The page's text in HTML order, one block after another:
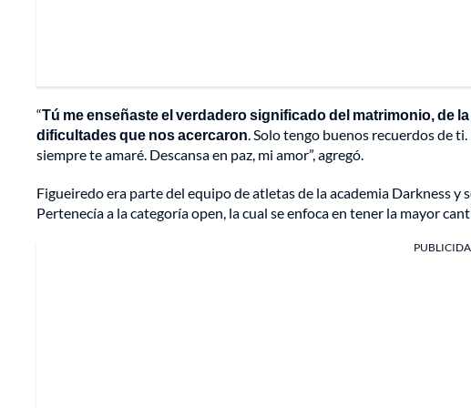
“Tú me enseñaste el verdadero significado del matrimonio, de
dificultades que nos acercaron. Solo tengo buenos recuerdos de
siempre te amaré. Descansa en paz, mi amor”, agregó.
Figueiredo era parte del equipo de atletas de la academia Darkness y
Pertenecía a la categoría open, la cual se enfoca en tener la mayor